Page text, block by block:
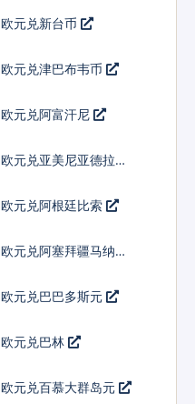
欧元兑新台币
欧元兑津巴布韦币
欧元兑阿富汗尼
欧元兑亚美尼亚德拉姆
欧元兑阿根廷比索
欧元兑阿塞拜疆马纳特
欧元兑巴巴多斯元
欧元兑巴林
欧元兑百慕大群岛元